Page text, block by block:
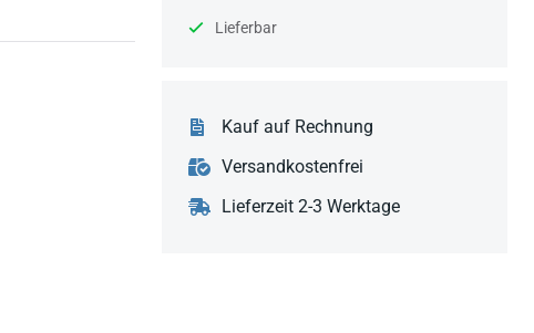
Lieferbar
Kauf auf Rechnung
Versandkostenfrei
Lieferzeit 2-3 Werktage